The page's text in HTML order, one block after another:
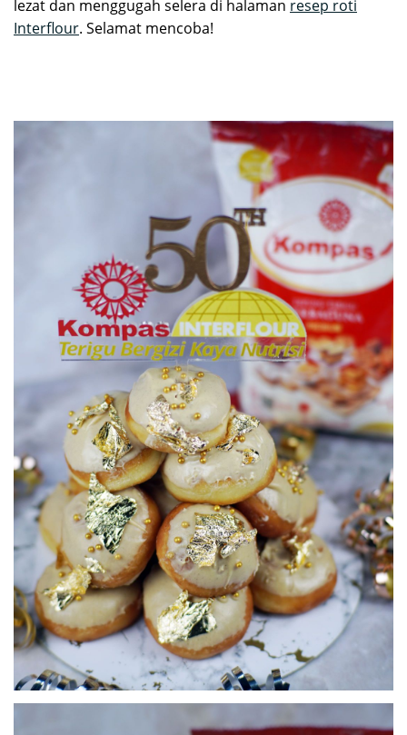
lezat dan menggugah selera di halaman resep roti
Interflour. Selamat mencoba!